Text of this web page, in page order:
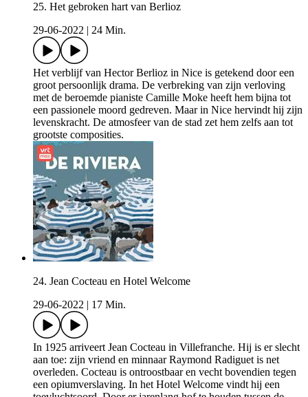
25. Het gebroken hart van Berlioz
29-06-2022
24 Min.
Het verblijf van Hector Berlioz in Nice is getekend door een
groot persoonlijk drama. De verbreking van zijn verloving
met de beroemde pianiste Camille Moke heeft hem bijna tot
een passionele moord gedreven. Maar in Nice hervindt hij zijn
levenskracht. De atmosfeer van de stad zet hem zelfs aan tot
grootste composities.
24. Jean Cocteau en Hotel Welcome
29-06-2022
17 Min.
In 1925 arriveert Jean Cocteau in Villefranche. Hij is er slecht
aan toe: zijn vriend en minnaar Raymond Radiguet is net
overleden. Cocteau is ontroostbaar en vecht bovendien tegen
een opiumverslaving. In het Hotel Welcome vindt hij een